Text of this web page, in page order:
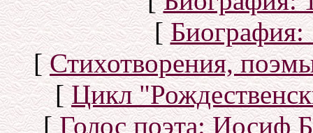
[Биография:
[Стихотворения,
[Цикл
[Голос поэта: Иосиф